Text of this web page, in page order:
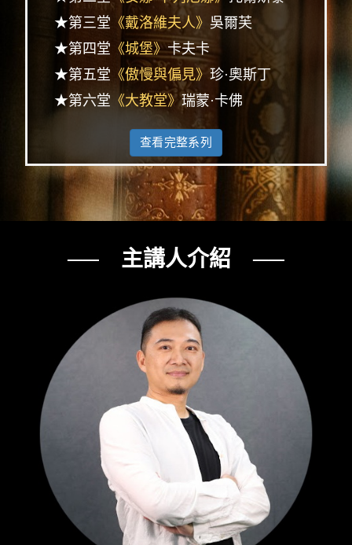
★第三堂 《戴洛維夫人》 吳爾芙
★第四堂 《城堡》卡夫卡
★第五堂 《傲慢與偏見》 珍·奧斯丁
★第六堂 《大教堂》瑞蒙·卡佛
查看完整系列
── 主講人介紹 ──